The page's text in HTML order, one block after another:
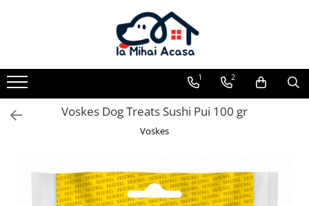
Pachete promotionale
Pachete promotionale
Pachete promotionale
Test gratuit 1 2
Voskes Dog Treats Sushi Pui 100 gr
Voskes